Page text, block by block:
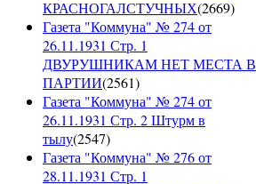
КРАСНОГАЛСТУЧНЫХ(2669)
Газета "Коммуна" № 274 от
26.11.1931 Стр. 1
ДВУРУШНИКАМ НЕТ МЕСТА В
ПАРТИИ(2561)
Газета "Коммуна" № 274 от
26.11.1931 Стр. 2 Штурм в
тылу(2547)
Газета "Коммуна" № 276 от
28.11.1931 Стр. 1